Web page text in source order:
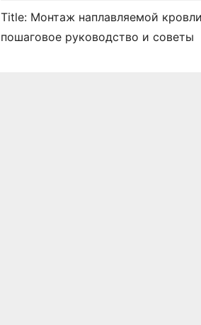
Title: Монтаж наплавляемой
пошаговое руководство и советы